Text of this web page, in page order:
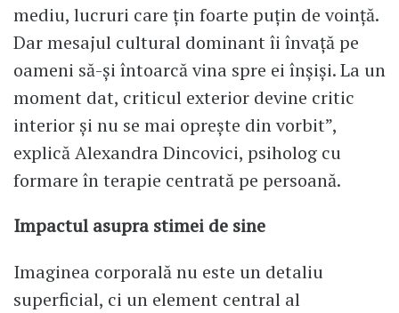
mediu, lucruri care țin foarte puțin de voință.
Dar mesajul cultural dominant îi învață pe
oameni să-și întoarcă vina spre ei înșiși. La un
moment dat, criticul exterior devine critic
interior și nu se mai oprește din vorbit”,
explică Alexandra Dincovici, psiholog cu
formare în terapie centrată pe persoană.
Impactul asupra stimei de sine
Imaginea corporală nu este un detaliu
superficial, ci un element central al